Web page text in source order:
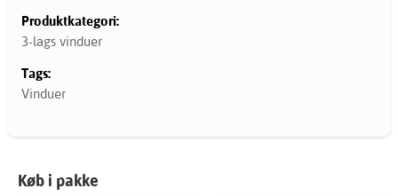
Produktkategori:
3-lags vinduer
Tags:
Vinduer
Køb i pakke